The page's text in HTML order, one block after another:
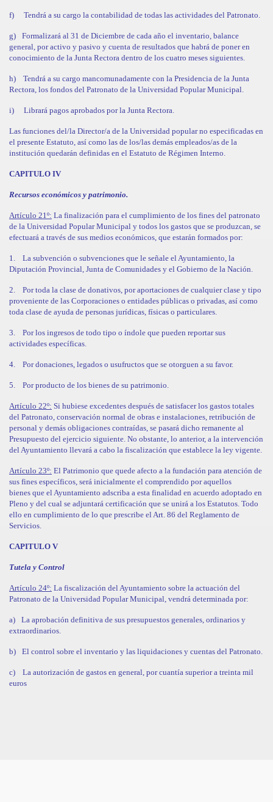
f) Tendrá a su cargo la contabilidad de todas las actividades del Patronato.
g)
Formalizará al 31 de Diciembre de cada año el inventario, balance
general, por activo y pasivo y cuenta de resultados que habrá de poner en
conocimiento de la Junta Rectora dentro de los cuatro meses siguientes.
h)
Tendrá a su cargo mancomunadamente con la Presidencia de la Junta
Rectora, los fondos del Patronato de la Universidad Popular Municipal.
i) Librará pagos aprobados por la Junta Rectora.
Las funciones del/la Director/a de la Universidad popular no especificadas en
el presente Estatuto, así como las de los/las demás empleados/as de la
institución quedarán definidas en el Estatuto de Régimen Interno.
CAPITULO IV
Recursos económicos y patrimonio.
Artículo 21º: La finalización para el cumplimiento de los fines del patronato
de la Universidad Popular Municipal y todos los gastos que se produzcan, se
efectuará a través de sus medios económicos, que estarán formados por:
1.
La subvención o subvenciones que le señale el Ayuntamiento, la
Diputación Provincial, Junta de Comunidades y el Gobierno de la Nación.
2.
Por toda la clase de donativos, por aportaciones de cualquier clase y tipo
proveniente de las Corporaciones o entidades públicas o privadas, así como
toda clase de ayuda de personas jurídicas, físicas o particulares.
3.
Por los ingresos de todo tipo o índole que pueden reportar sus
actividades específicas.
4. Por donaciones, legados o usufructos que se otorguen a su favor.
5. Por producto de los bienes de su patrimonio.
Artículo 22º: Si hubiese excedentes después de satisfacer los gastos totales
del Patronato, conservación normal de obras e instalaciones, retribución de
personal y demás obligaciones contraídas, se pasará dicho remanente al
Presupuesto del ejercicio siguiente. No obstante, lo anterior, a la intervención
del Ayuntamiento llevará a cabo la fiscalización que establece la ley vigente.
Artículo 23º: El Patrimonio que quede afecto a la fundación para atención de
sus fines específicos, será inicialmente el comprendido por aquellos
bienes que el Ayuntamiento adscriba a esta finalidad en acuerdo adoptado en
Pleno y del cual se adjuntará certificación que se unirá a los Estatutos. Todo
ello en cumplimiento de lo que prescribe el Art. 86 del Reglamento de
Servicios.
CAPITULO V
Tutela y Control
Artículo 24º: La fiscalización del Ayuntamiento sobre la actuación del
Patronato de la Universidad Popular Municipal, vendrá determinada por:
a)
La aprobación definitiva de sus presupuestos generales, ordinarios y
extraordinarios.
b) El control sobre el inventario y las liquidaciones y cuentas del Patronato.
c)
La autorización de gastos en general, por cuantía superior a treinta mil
euros